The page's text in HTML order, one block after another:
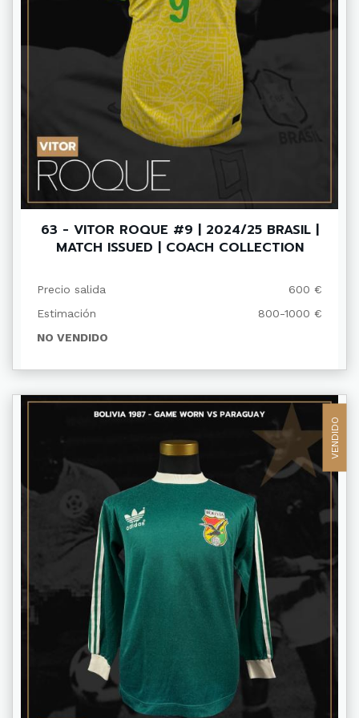
63 - VITOR ROQUE #9 | 2024/25 BRASIL |
MATCH ISSUED | COACH COLLECTION
Precio salida
600 €
Estimación
800-1000 €
NO VENDIDO
VENDIDO